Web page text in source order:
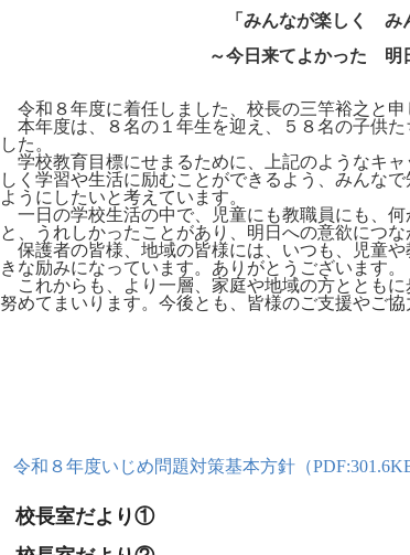
「みんなが楽しく み
～今日来てよかった 明
令和８年度に着任しました、校長の三竿裕之と申
本年度は、８名の１年生を迎え、５８名の子供
した。
学校教育目標にせまるために、上記のようなキ
しく学習や生活に励むことができるよう、みんな
ようにしたいと考えています。
一日の学校生活の中で、児童にも教職員にも、何
と、うれしかったことがあり、明日への意欲につな
保護者の皆様、地域の皆様には、いつも、児童
きな励みになっています。ありがとうござい
これからも、より一層、家庭や地域の方ととも
努めてまいります。今後とも、皆様のご支援やご協
令和８年度いじめ問題対策基本方針（PDF:301.6KB
校長室だより①